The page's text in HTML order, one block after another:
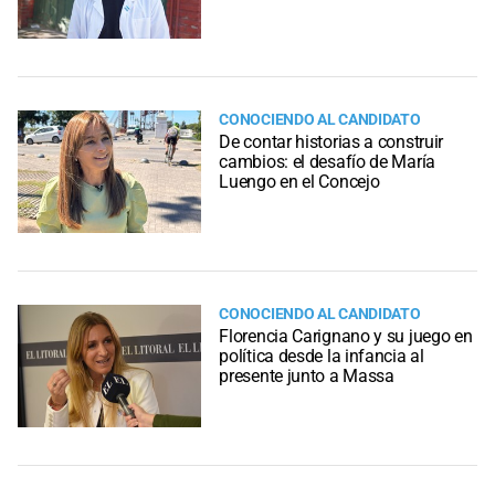
CONOCIENDO AL CANDIDATO
De contar historias a construir
cambios: el desafío de María
Luengo en el Concejo
CONOCIENDO AL CANDIDATO
Florencia Carignano y su juego en
política desde la infancia al
presente junto a Massa